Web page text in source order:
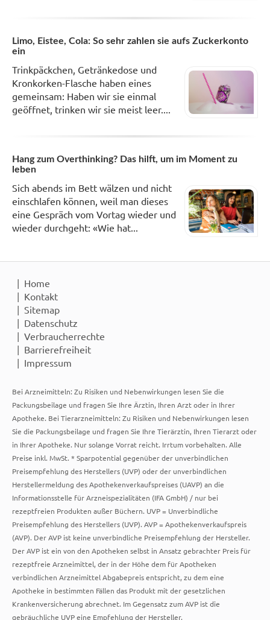
Limo, Eistee, Cola: So sehr zahlen sie aufs Zuckerkonto
ein
Trinkpäckchen, Getränkedose und
Kronkorken-Flasche haben eines
gemeinsam: Haben wir sie einmal
geöffnet, trinken wir sie meist leer....
Hang zum Overthinking? Das hilft, um im Moment zu
leben
Sich abends im Bett wälzen und nicht
einschlafen können, weil man dieses
eine Gespräch vom Vortag wieder und
wieder durchgeht: «Wie hat...
Home
Kontakt
Sitemap
Datenschutz
Verbraucherrechte
Barrierefreiheit
Impressum
Bei Arzneimitteln: Zu Risiken und Nebenwirkungen lesen Sie die
Packungsbeilage und fragen Sie Ihre Ärztin, Ihren Arzt oder in Ihrer
Apotheke. Bei Tierarzneimitteln: Zu Risiken und Nebenwirkungen lesen
Sie die Packungsbeilage und fragen Sie Ihre Tierärztin, Ihren Tierarzt oder
in Ihrer Apotheke. Nur solange Vorrat reicht. Irrtum vorbehalten. Alle
Preise inkl. MwSt. * Sparpotential gegenüber der unverbindlichen
Preisempfehlung des Herstellers (UVP) oder der unverbindlichen
Herstellermeldung des Apothekenverkaufspreises (UAVP) an die
Informationsstelle für Arzneispezialitäten (IFA GmbH) / nur bei
rezeptfreien Produkten außer Büchern. UVP = Unverbindliche
Preisempfehlung des Herstellers (UVP). AVP = Apothekenverkaufspreis
(AVP). Der AVP ist keine unverbindliche Preisempfehlung der Hersteller.
Der AVP ist ein von den Apotheken selbst in Ansatz gebrachter Preis für
rezeptfreie Arzneimittel, der in der Höhe dem für Apotheken
verbindlichen Arzneimittel Abgabepreis entspricht, zu dem eine
Apotheke in bestimmten Fällen das Produkt mit der gesetzlichen
Krankenversicherung abrechnet. Im Gegensatz zum AVP ist die
gebräuchliche UVP eine Empfehlung der Hersteller.